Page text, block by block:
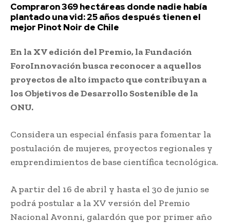
Compraron 369 hectáreas donde nadie había
plantado una vid: 25 años después tienen el
mejor Pinot Noir de Chile
En la XV edición del Premio, la Fundación
ForoInnovación busca reconocer a aquellos
proyectos de alto impacto que contribuyan a
los Objetivos de Desarrollo Sostenible de la
ONU.
Considera un especial énfasis para fomentar la
postulación de mujeres, proyectos regionales y
emprendimientos de base científica tecnológica.
A partir del 16 de abril y hasta el 30 de junio se
podrá postular a la XV versión del Premio
Nacional Avonni, galardón que por primer año